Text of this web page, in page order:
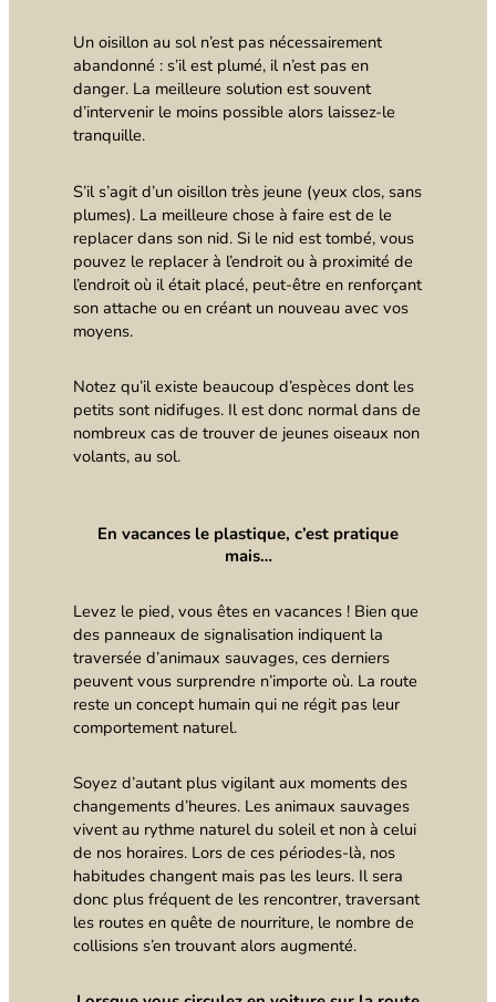
Un oisillon au sol n’est pas nécessairement
abandonné : s’il est plumé, il n’est pas en
danger. La meilleure solution est souvent
d’intervenir le moins possible alors laissez-le
tranquille.
S’il s’agit d’un oisillon très jeune (yeux clos, sans
plumes). La meilleure chose à faire est de le
replacer dans son nid. Si le nid est tombé, vous
pouvez le replacer à l’endroit ou à proximité de
l’endroit où il était placé, peut-être en renforçant
son attache ou en créant un nouveau avec vos
moyens.
Notez qu’il existe beaucoup d’espèces dont les
petits sont nidifuges. Il est donc normal dans de
nombreux cas de trouver de jeunes oiseaux non
volants, au sol.
En vacances le plastique, c’est pratique
mais…
Levez le pied, vous êtes en vacances ! Bien que
des panneaux de signalisation indiquent la
traversée d’animaux sauvages, ces derniers
peuvent vous surprendre n’importe où. La route
reste un concept humain qui ne régit pas leur
comportement naturel.
Soyez d’autant plus vigilant aux moments des
changements d’heures. Les animaux sauvages
vivent au rythme naturel du soleil et non à celui
de nos horaires. Lors de ces périodes-là, nos
habitudes changent mais pas les leurs. Il sera
donc plus fréquent de les rencontrer, traversant
les routes en quête de nourriture, le nombre de
collisions s’en trouvant alors augmenté.